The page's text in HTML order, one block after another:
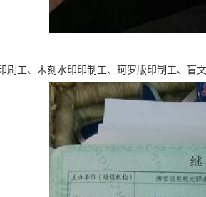
刷工、木刻水印印制工、珂罗版印制工、盲